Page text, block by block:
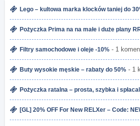
Lego – kultowa marka klocków taniej do
Pożyczka Prima na na małe i duże plany
Filtry samochodowe i oleje -10% - 1
Buty wysokie męskie – rabaty do 50% - 1
Pożyczka ratalna – prosta, szybka i
[GL] 20% OFF For New RELXer – Code: